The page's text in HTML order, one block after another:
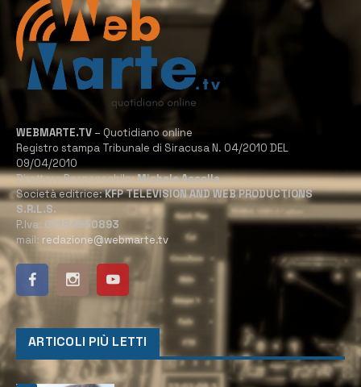
WEBMARTE.TV – Quotidiano online
Registro stampa Tribunale di Siracusa N. 04/2010 DEL
09/04/2010
Direttore Responsabile:Michele Accolla
Società editrice:KFP TELEVISION AND WEB PRODUCTIONS
S.R.L.S.
P.Iva: 02184950893
mail: redazione@webmarte.tv
ARTICOLI PIÙ LETTI